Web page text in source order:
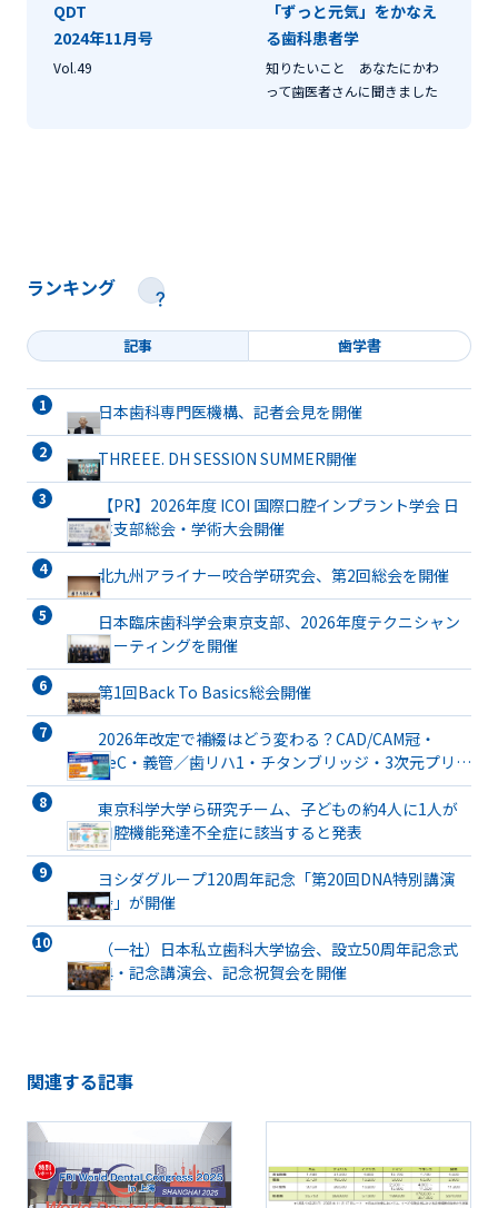
QDT
2024年11月号
Vol.49
「ずっと元気」をかなえ
る歯科患者学
知りたいこと あなたにかわ
って歯医者さんに聞きました
ランキング
記事 歯学書
日本歯科専門医機構、記者会見を開催
THREEE. DH SESSION SUMMER開催
【PR】2026年度 ICOI 国際口腔インプラント学会 日
本支部総会・学術大会開催
北九州アライナー咬合学研究会、第2回総会を開催
日本臨床歯科学会東京支部、2026年度テクニシャン
ミーティングを開催
第1回Back To Basics総会開催
2026年改定で補綴はどう変わる？CAD/CAM冠・
TeC・義管／歯リハ1・チタンブリッジ・3次元プリン
ト有床義歯まで詳解
東京科学大学ら研究チーム、子どもの約4人に1人が
口腔機能発達不全症に該当すると発表
ヨシダグループ120周年記念「第20回DNA特別講演
会」が開催
（一社）日本私立歯科大学協会、設立50周年記念式
典・記念講演会、記念祝賀会を開催
関連する記事